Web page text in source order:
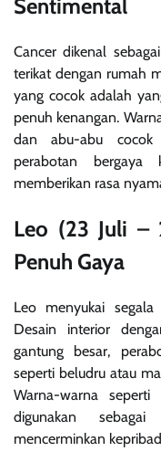
Sentimental
Cancer dikenal
terikat dengan rumah
yang cocok adalah
penuh kenangan.
dan abu-abu cocok
perabotan
memberikan rasa
Leo (23 Juli –
Penuh Gaya
Leo menyukai
Desain interior
gantung besar,
seperti beludru atau
Warna-warna
digunakan
mencerminkan